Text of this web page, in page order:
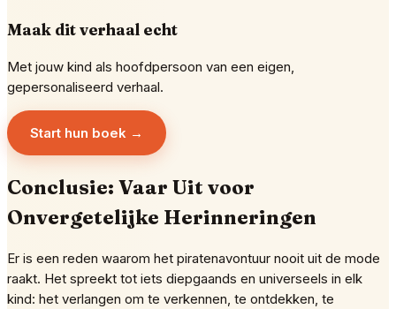
Maak dit verhaal echt
Met jouw kind als hoofdpersoon van een eigen,
gepersonaliseerd verhaal.
Start hun boek →
Conclusie: Vaar Uit voor
Onvergetelijke Herinneringen
Er is een reden waarom het piratenavontuur nooit uit de mode
raakt. Het spreekt tot iets diepgaands en universeels in elk
kind: het verlangen om te verkennen, te ontdekken, te